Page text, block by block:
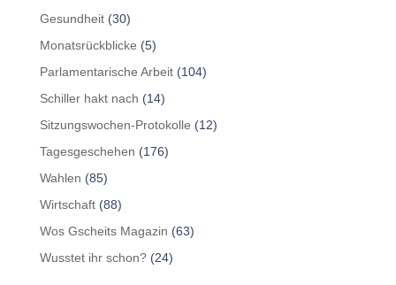
Gesundheit(30)
Monatsrückblicke (5)
Parlamentarische Arbeit(104)
Schiller hakt nach (14)
Sitzungswochen-Protokolle (12)
Tagesgeschehen (176)
Wahlen (85)
Wirtschaft(88)
Wos Gscheits Magazin (63)
Wusstet ihr schon?(24)